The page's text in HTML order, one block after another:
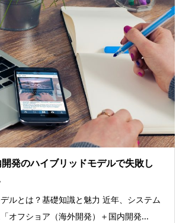
発のハイブリッドモデルで失敗し
ルとは？基礎知識と魅力 近年、システム
オフショア（海外開発）＋国内開発...